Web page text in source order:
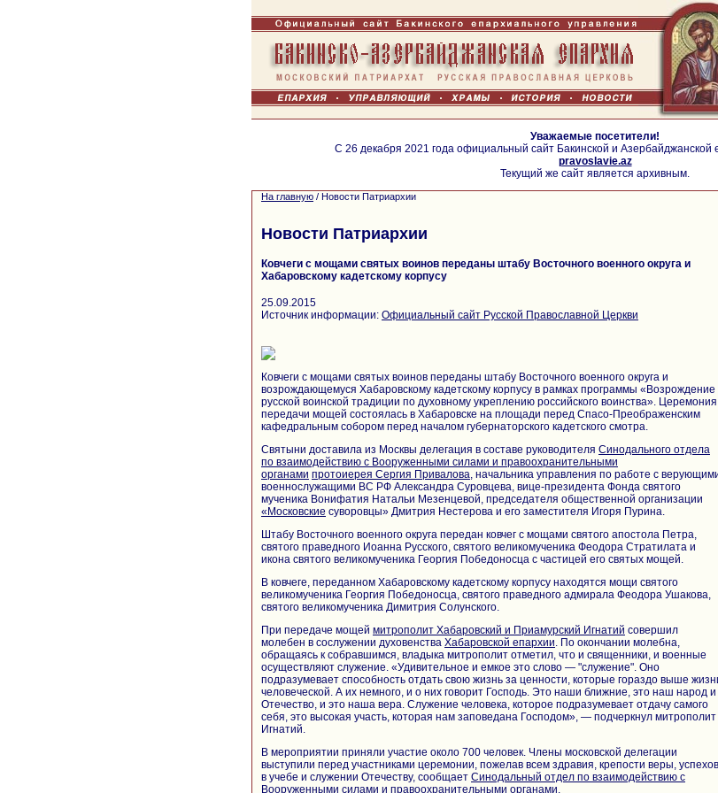
Уважаемые посетители!
С 26 декабря 2021 года официальный сайт Бакинской и Азербайджанской
pravoslavie.az
Текущий же сайт является архивным.
На главную / Новости Патриархии
Новости Патриархии
Ковчеги с мощами святых воинов переданы штабу Восточного военного округа и
Хабаровскому кадетскому корпусу
25.09.2015
Источник информации: Официальный сайт Русской Православной Церкви
Ковчеги с мощами святых воинов переданы штабу Восточного военного округа и
возрождающемуся Хабаровскому кадетскому корпусу в рамках программы «Возрождение
русской воинской традиции по духовному укреплению российского воинства». Церемония
передачи мощей состоялась в Хабаровске на площади перед Спасо-Преображенским
кафедральным собором перед началом губернаторского кадетского смотра.
Святыни доставила из Москвы делегация в составе руководителя Синодального отдела
по взаимодействию с Вооруженными силами и правоохранительными
органами протоиерея Сергия Привалова, начальника управления по работе с
военнослужащими ВС РФ Александра Суровцева, вице-президента Фонда святого
мученика Вонифатия Натальи Мезенцевой, председателя общественной организации
«Московские суворовцы» Дмитрия Нестерова и его заместителя Игоря Пурина.
Штабу Восточного военного округа передан ковчег с мощами святого апостола Петра,
святого праведного Иоанна Русского, святого великомученика Феодора Стратилата и
икона святого великомученика Георгия Победоносца с частицей его святых мощей.
В ковчеге, переданном Хабаровскому кадетскому корпусу находятся мощи святого
великомученика Георгия Победоносца, святого праведного адмирала Феодора Ушакова,
святого великомученика Димитрия Солунского.
При передаче мощей митрополит Хабаровский и Приамурский Игнатий совершил
молебен в сослужении духовенства Хабаровской епархии. По окончании молебна,
обращаясь к собравшимся, владыка митрополит отметил, что и священники, и военные
осуществляют служение. «Удивительное и емкое это слово — "служение". Оно
подразумевает способность отдать свою жизнь за ценности, которые гораздо выше
человеческой. А их немного, и о них говорит Господь. Это наши ближние, это наш народ и
Отечество, и это наша вера. Служение человека, которое подразумевает отдачу самого
себя, это высокая участь, которая нам заповедана Господом», — подчеркнул митрополит
Игнатий.
В мероприятии приняли участие около 700 человек. Члены московской делегации
выступили перед участниками церемонии, пожелав всем здравия, крепости веры, успехов
в учебе и служении Отечеству, сообщает Синодальный отдел по взаимодействию с
Вооруженными силами и правоохранительными органами.